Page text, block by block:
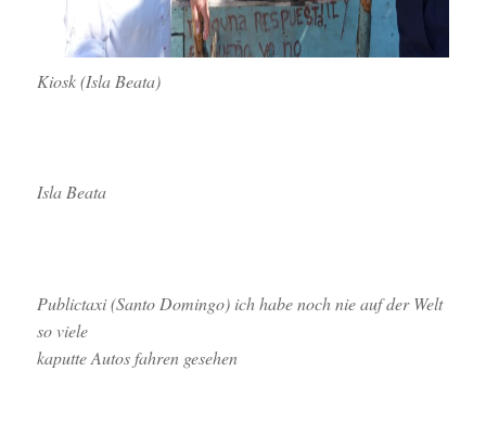
Kiosk (Isla Beata)
Isla Beata
Publictaxi (Santo Domingo) ich habe noch nie auf der Welt
so viele
kaputte Autos fahren gesehen